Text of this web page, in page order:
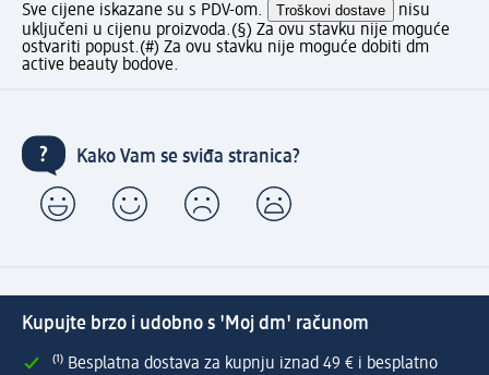
Sve cijene iskazane su s PDV-om. Troškovi dostave
nisu
uključeni u cijenu proizvoda.(§) Za ovu stavku nije moguće
ostvariti popust.(#) Za ovu stavku nije moguće dobiti dm
active beauty bodove.
Kako Vam se sviđa stranica?
Kupujte brzo i udobno s 'Moj dm' računom
⁽¹⁾ Besplatna dostava za kupnju iznad 49 € i besplatno